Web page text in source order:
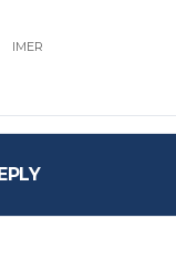
IMER